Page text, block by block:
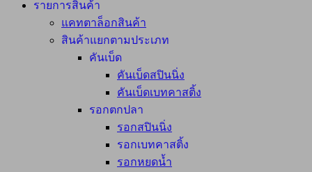
รายการสินค้า
แคทตาล็อกสินค้า
สินค้าแยกตามประเภท
คันเบ็ด
คันเบ็ดสปินนิ่ง
คันเบ็ดเบทคาสติ้ง
รอกตกปลา
รอกสปินนิ่ง
รอกเบทคาสติ้ง
รอกหยดน้ำ